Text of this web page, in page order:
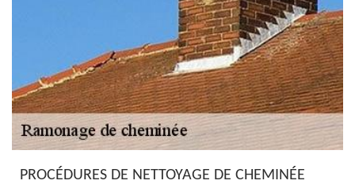
PROCÉDURES DE NETTOYAGE DE CHEMINÉE